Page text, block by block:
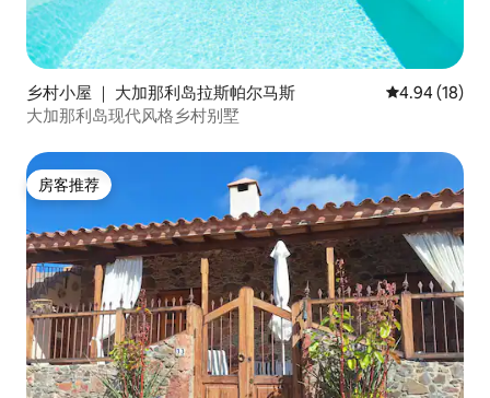
乡村小屋 ｜ 大加那利岛拉斯帕尔马斯 平均评分
4.94 (18)
大加那利岛现代风格乡村别墅
房客推荐
房客推荐